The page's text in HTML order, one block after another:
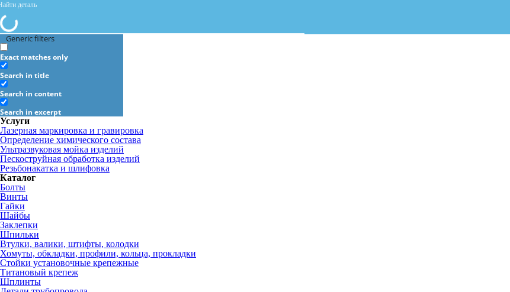
Generic filters
Exact matches only
Search in title
Search in content
Search in excerpt
Услуги
Лазерная маркировка и гравировка
Определение химического состава
Ультразвуковая мойка изделий
Пескоструйная обработка изделий
Резьбонакатка и шлифовка
Каталог
Болты
Винты
Гайки
Шайбы
Заклепки
Шпильки
Втулки, валики, штифты, колодки
Хомуты, обкладки, профили, кольца, прокладки
Стойки установочные крепежные
Титановый крепеж
Шплинты